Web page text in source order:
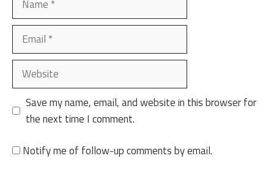
Email
Website
Save my name, email, and website in this browser for
the next time I comment.
Notify me of follow-up comments by email.